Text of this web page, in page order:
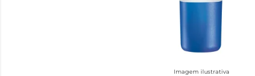
Imagem ilustrativa